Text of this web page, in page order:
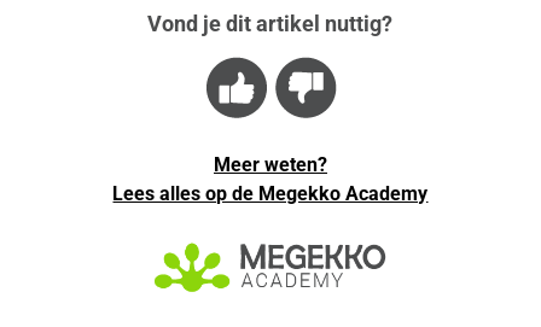
Vond je dit artikel nuttig?
Meer weten?
Lees alles op de Megekko Academy